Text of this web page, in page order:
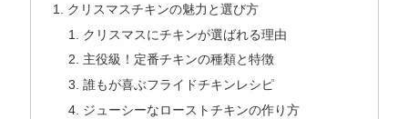
クリスマスチキンの魅力と選び方
クリスマスにチキンが選ばれる理由
主役級！定番チキンの種類と特徴
誰もが喜ぶフライドチキンレシピ
ジューシーなローストチキンの作り方